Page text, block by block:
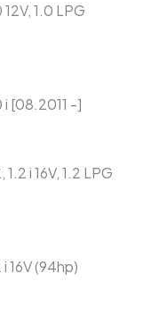
1.0 LPG
i [08.2011 -]
1.2 i 16V, 1.2 LPG
i 16V (94hp)